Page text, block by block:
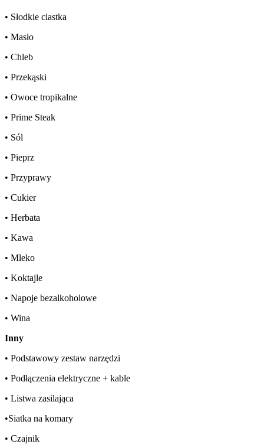
• Słodkie ciastka
• Masło
• Chleb
• Przekąski
• Owoce tropikalne
• Prime Steak
• Sól
• Pieprz
• Przyprawy
• Cukier
• Herbata
• Kawa
• Mleko
• Koktajle
• Napoje bezalkoholowe
• Wina
Inny
• Podstawowy zestaw narzędzi
• Podłączenia elektryczne + kable
• Listwa zasilająca
•Siatka na komary
• Czajnik